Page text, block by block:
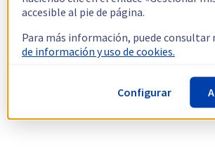
accesible al pie de página.
Para más información, puede consultar
de información y uso de cookies.
Configurar